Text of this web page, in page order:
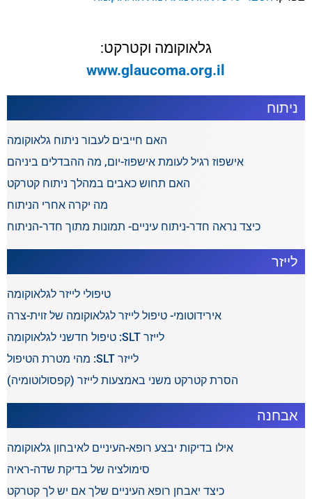
גלאוקומה וקטרקט:
www.glaucoma.org.il
ניתוח
האם חייבים לעבור ניתוח גלאוקומה
אישפוז רגיל לעומת אישפוז-יום, מה ההבדלים ביניהם
האם תחוש כאבים במהלך ניתוח קטרקט
מה יקרה אחרי הניתוח
כיצד נראה חדר-ניתוח עיניים- תמונות מתוך חדר-הניתוח
לייזר
טיפולי לייזר לגלאוקומה
אירידוטומי- טיפול לייזר לגלאוקומה של זוית-צרה
לייזר SLT: טיפול חדשני לגלאוקומה
לייזר SLT: מהי מטרת הטיפול
הסרת קטרקט משני באמצעות לייזר (קפסולוטומיה)
אבחנה
אילו בדיקות יבצע רופא-העיניים לאיבחון גלאוקומה
סימולציה של בדיקת שדה-ראיה
כיצד יאבחן רופא העיניים שלך אם יש לך קטרקט